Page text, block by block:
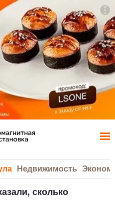
Недвижимость
сколько